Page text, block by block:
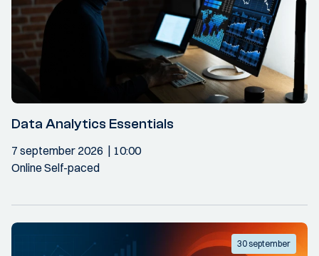
Data Analytics Essentials
7 september 2026
10:00
Online Self-paced
30 september